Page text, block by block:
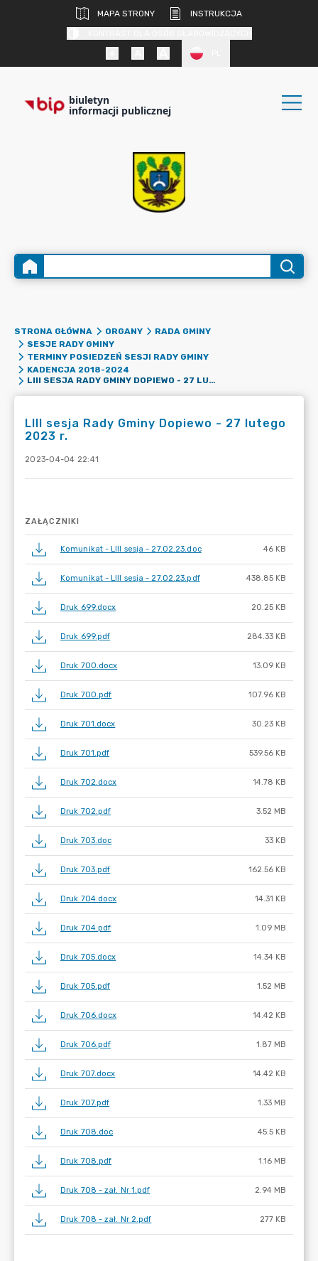
MAPA STRONY
INSTRUKCJA
biuletyn
informacji publicznej
STRONA GŁÓWNA ORGANY
RADA GMINY
SESJE RADY GMINY
TERMINY POSIEDZEŃ SESJI RADY GMINY
KADENCJA 2018-2024
LIII SESJA RADY GMINY DOPIEWO - 27 LUTEGO 2023 R.
LIII sesja Rady Gminy Dopiewo - 27 lutego
2023 r.
2023-04-04 22:41
ZAŁĄCZNIKI
Komunikat - LIII sesja - 27.02.23.doc 46 KB
Komunikat - LIII sesja - 27.02.23.pdf 438.85 KB
Druk 699.docx 20.25 KB
Druk 699.pdf 284.33 KB
Druk 700.docx 13.09 KB
Druk 700.pdf 107.96 KB
Druk 701.docx 30.23 KB
Druk 701.pdf 539.56 KB
Druk 702.docx 14.78 KB
Druk 702.pdf 3.52 MB
Druk 703.doc 33 KB
Druk 703.pdf 162.56 KB
Druk 704.docx 14.31 KB
Druk 704.pdf 1.09 MB
Druk 705.docx 14.34 KB
Druk 705.pdf 1.52 MB
Druk 706.docx 14.42 KB
Druk 706.pdf 1.87 MB
Druk 707.docx 14.42 KB
Druk 707.pdf 1.33 MB
Druk 708.doc 45.5 KB
Druk 708.pdf 1.16 MB
Druk 708 - zał. Nr 1.pdf 2.94 MB
Druk 708 - zał. Nr 2.pdf 277 KB